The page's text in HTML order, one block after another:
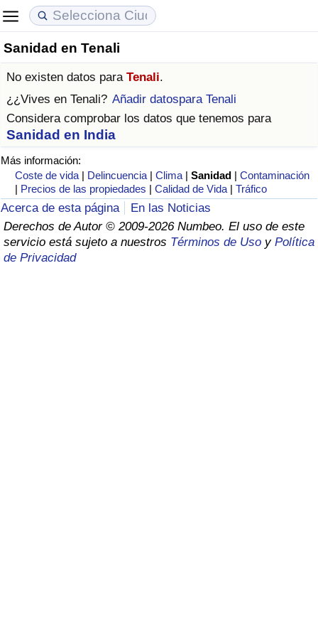
Sanidad en Tenali
No existen datos para Tenali.
¿¿Vives en Tenali? Añadir datospara Tenali
Considera comprobar los datos que tenemos para
Sanidad en India
Más información:
Coste de vida | Delincuencia |Clima |Sanidad |Contaminación
| Precios de las propiedades |Calidad de Vida |Tráfico
Acerca de esta página
En las Noticias
Derechos de Autor © 2009-2026 Numbeo. El uso de este
servicio está sujeto a nuestros Términos de Uso y Política
de Privacidad
Coste de vida
Índice de Costo de Vida
Índice de costo de vida por país
en aqaba
Precios de las propiedades
Índice de Precios de Inmuebles
Índice de Precios de Inmuebles por País
Calidad de Vida
Índice de Calidad de Vida (Actual)
Índice de calidad de vida por país
Delincuencia
Calificación del Índice de Criminalidad
(Actual)